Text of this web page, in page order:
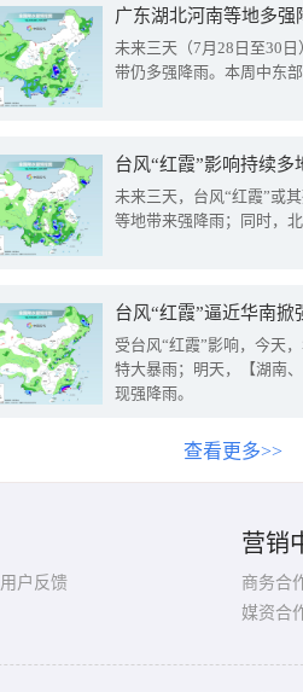
广东湖北河南等地多
未来三天（7月28日至30
带仍多强降雨。本周中东
台风“红霞”影响持续
未来三天，台风“红霞”或
等地带来强降雨；同时，
台风“红霞”逼近华南
受台风“红霞”影响，今天
特大暴雨；明天，【湖南
现强降雨。
查看更多>>
用户反馈
营销
商务合
媒资合